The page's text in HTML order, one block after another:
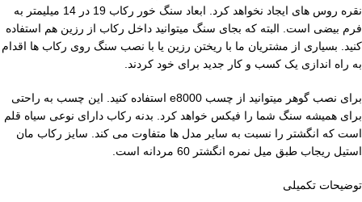
نقره روس های ایجاد نخواهد کرد. ابعاد سنگ خور رکاب 19 در 14 میلیمتر به
فرم بیضی است. البته که بجای سنگ میتوانید داخل رکاب از رزین هم استفاده
کنید. بسیاری از مشتریان ما با ریختن رزین یا با نصب سنگ روی رکاب ها اقدام
به راه اندازی یک کسب و کار جدید برای خود کردند.
برای نصب گوهر میتوانید از چسب e8000 استفاده کنید. این چسب به راحتی
برای همیشه سنگ شما را فیکس خواهد کرد. بدنه رکاب دارای نوعی سیاه قلم
است که انگشتر را نسبت به سایر مدل ها متفاوت می کند. سایز رکاب مان
استیل ریجاب طبق میل نمره انگشتر 60 مردانه است.
توضیحات تکمیلی